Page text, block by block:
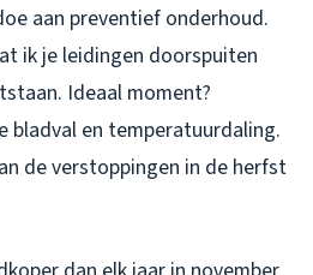
aan preventief onderhoud.
ik je leidingen doorspuiten
Ideaal moment?
bladval en temperatuurdaling.
de verstoppingen in de herfst